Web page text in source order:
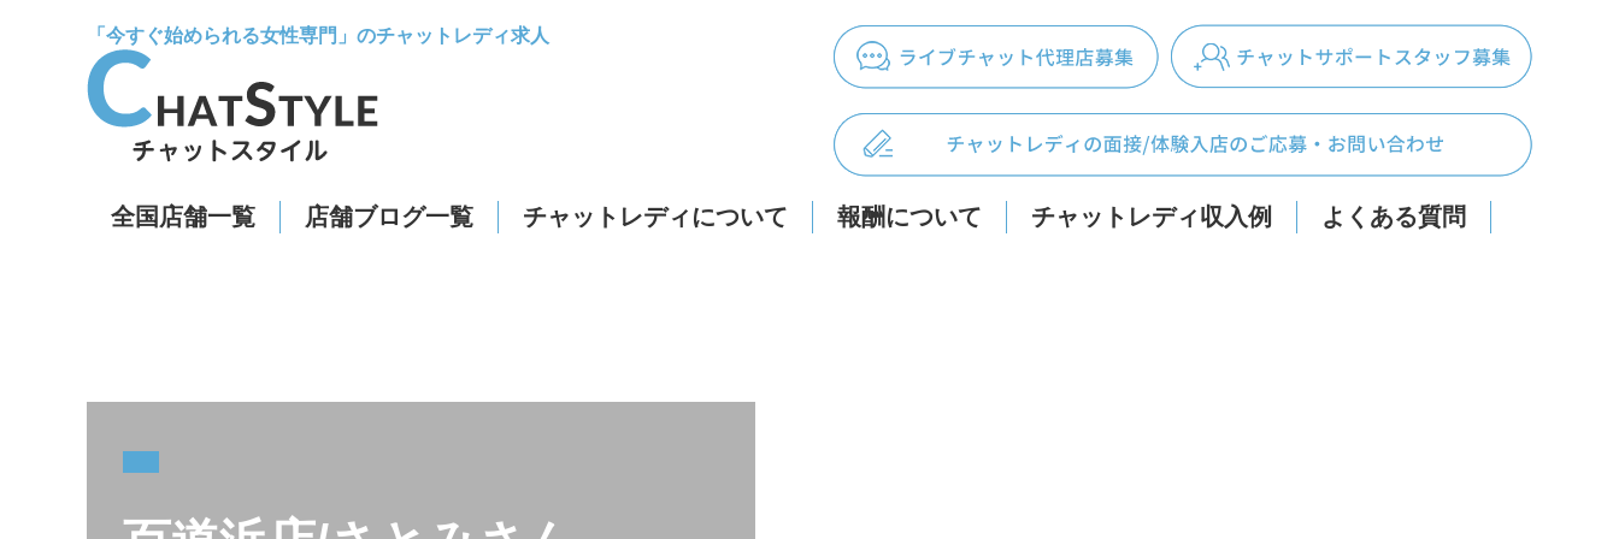
「今すぐ始められる女性専門」のチャットレディ求人
全国店舗一覧 店舗ブログ一覧 チャットレディについて 報酬について チャットレディ収入例 よくある質問